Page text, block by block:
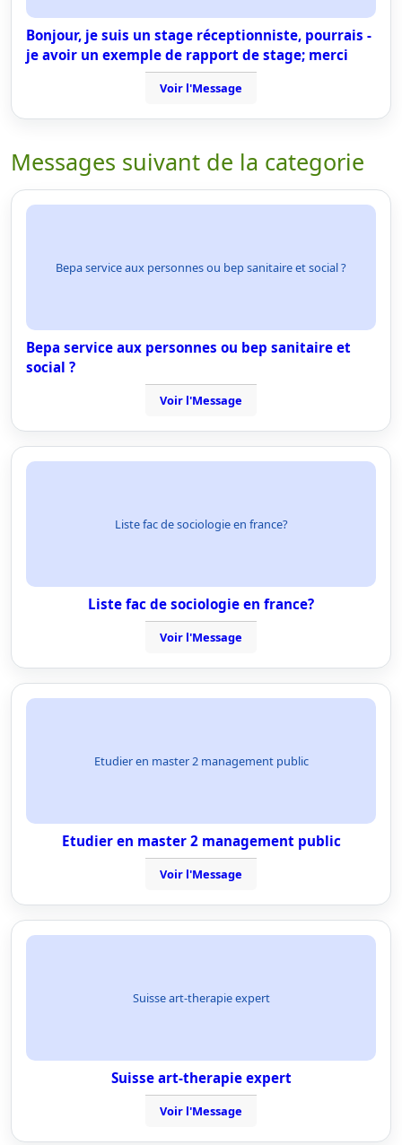
Bonjour, je suis un stage réceptionniste, pourrais -
je avoir un exemple de rapport de stage; merci
Voir l'Message
Messages suivant de la categorie
Bepa service aux personnes ou bep sanitaire et social ?
Bepa service aux personnes ou bep sanitaire et
social ?
Voir l'Message
Liste fac de sociologie en france?
Liste fac de sociologie en france?
Voir l'Message
Etudier en master 2 management public
Etudier en master 2 management public
Voir l'Message
Suisse art-therapie expert
Suisse art-therapie expert
Voir l'Message